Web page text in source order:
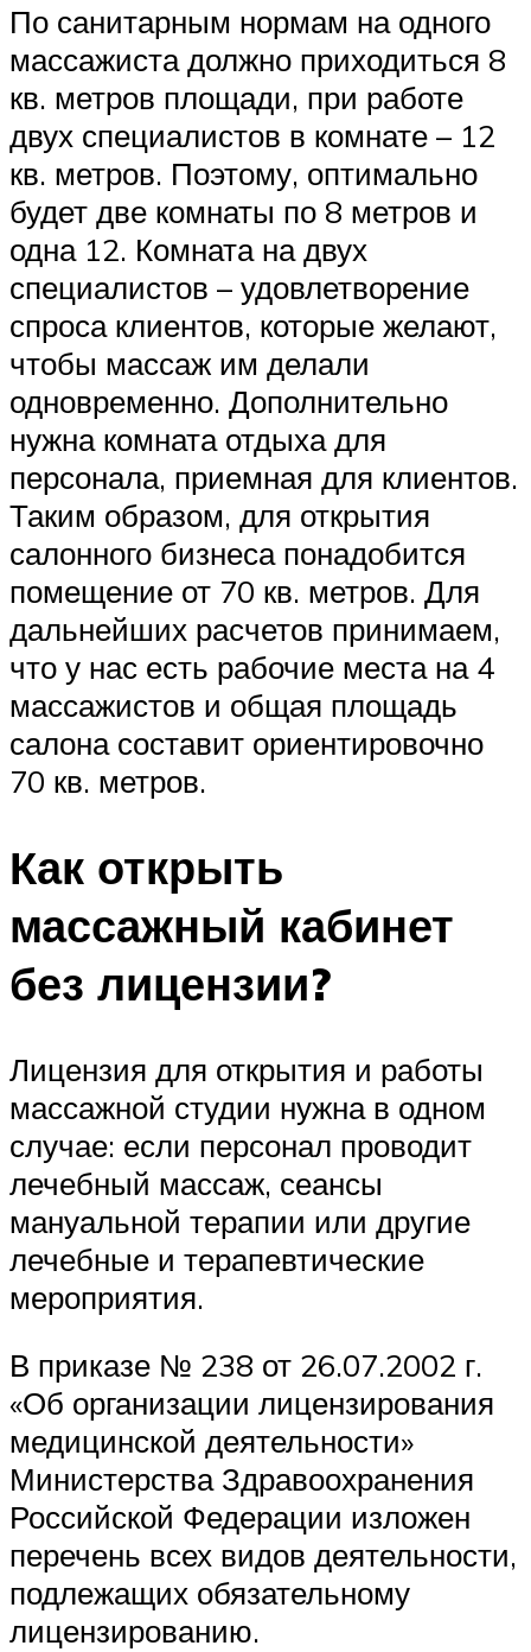
По санитарным нормам на одного
массажиста должно приходиться 8
кв. метров площади, при работе
двух специалистов в комнате – 12
кв. метров. Поэтому, оптимально
будет две комнаты по 8 метров и
одна 12. Комната на двух
специалистов – удовлетворение
спроса клиентов, которые желают,
чтобы массаж им делали
одновременно. Дополнительно
нужна комната отдыха для
персонала, приемная для клиентов.
Таким образом, для открытия
салонного бизнеса понадобится
помещение от 70 кв. метров. Для
дальнейших расчетов принимаем,
что у нас есть рабочие места на 4
массажистов и общая площадь
салона составит ориентировочно
70 кв. метров.
Как открыть
массажный кабинет
без лицензии?
Лицензия для открытия и работы
массажной студии нужна в одном
случае: если персонал проводит
лечебный массаж, сеансы
мануальной терапии или другие
лечебные и терапевтические
мероприятия.
В приказе № 238 от 26.07.2002 г.
«Об организации лицензирования
медицинской деятельности»
Министерства Здравоохранения
Российской Федерации изложен
перечень всех видов деятельности,
подлежащих обязательному
лицензированию.